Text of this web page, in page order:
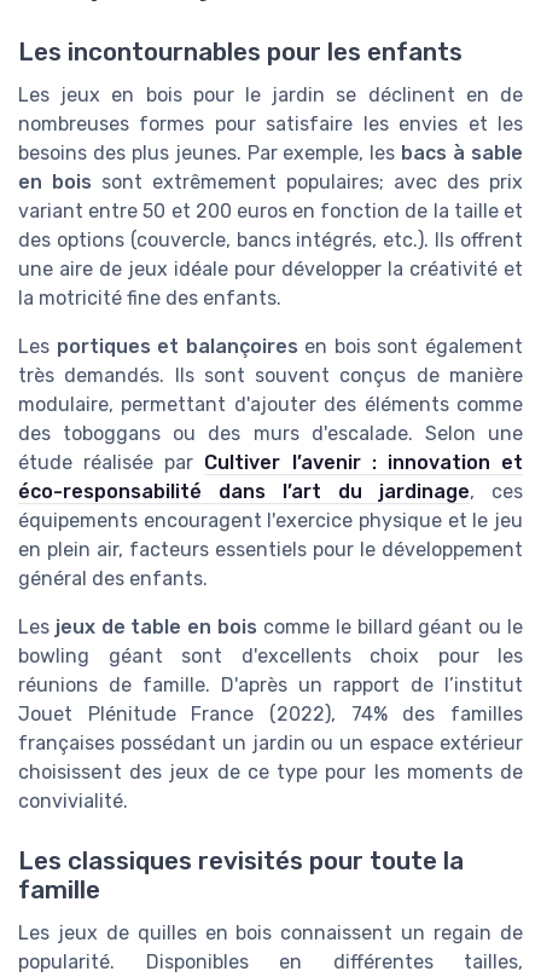
Les incontournables pour les enfants
Les jeux en bois pour le jardin se déclinent en de
nombreuses formes pour satisfaire les envies et les
besoins des plus jeunes. Par exemple, les bacs à sable
en bois sont extrêmement populaires; avec des prix
variant entre 50 et 200 euros en fonction de la taille et
des options (couvercle, bancs intégrés, etc.). Ils offrent
une aire de jeux idéale pour développer la créativité et
la motricité fine des enfants.
Les portiques et balançoires en bois sont également
très demandés. Ils sont souvent conçus de manière
modulaire, permettant d'ajouter des éléments comme
des toboggans ou des murs d'escalade. Selon une
étude réalisée par Cultiver l’avenir : innovation et
éco-responsabilité dans l’art du jardinage, ces
équipements encouragent l'exercice physique et le jeu
en plein air, facteurs essentiels pour le développement
général des enfants.
Les jeux de table en bois comme le billard géant ou le
bowling géant sont d'excellents choix pour les
réunions de famille. D'après un rapport de l’institut
Jouet Plénitude France (2022), 74% des familles
françaises possédant un jardin ou un espace extérieur
choisissent des jeux de ce type pour les moments de
convivialité.
Les classiques revisités pour toute la
famille
Les jeux de quilles en bois connaissent un regain de
popularité. Disponibles en différentes tailles,